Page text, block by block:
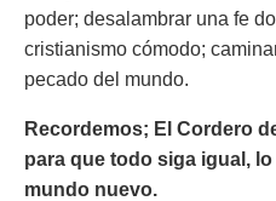
poder; desalambrar una fe
cristianismo cómodo;
pecado del mundo.
Recordemos; El Cordero
para que todo siga igual,
mundo nuevo.